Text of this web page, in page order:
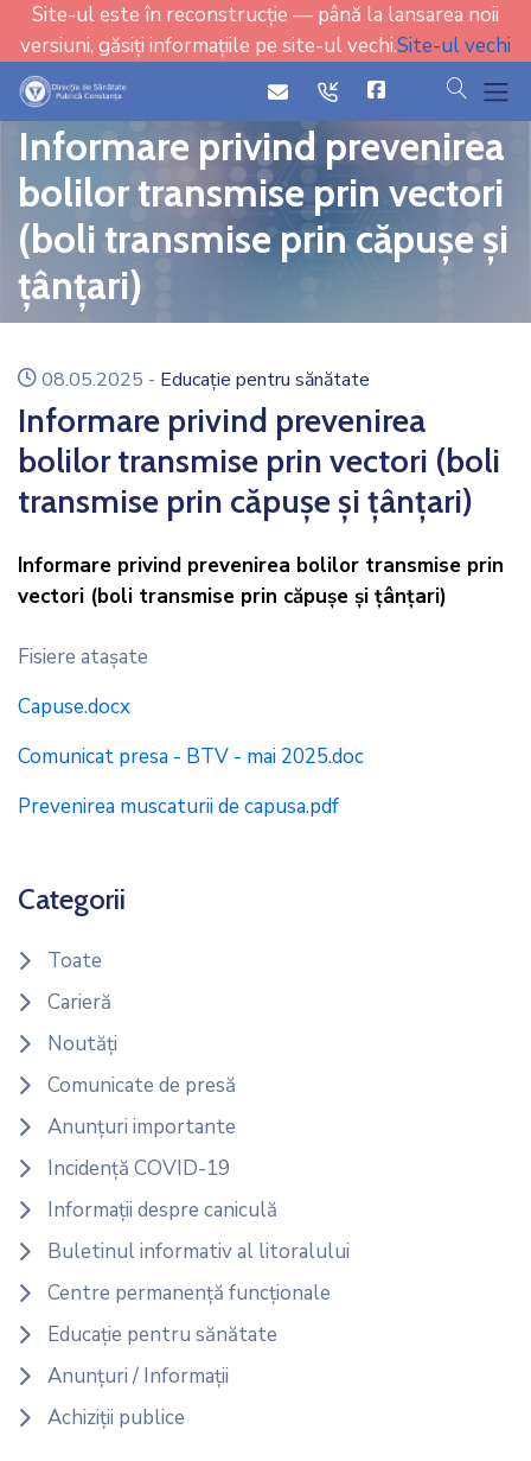
Site-ul este în reconstrucție — până la lansarea noii
versiuni, găsiți informațiile pe site-ul vechi.Site-ul vechi
iconicon cauta
Informare privind prevenirea
bolilor transmise prin vectori
(boli transmise prin căpușe și
țânțari)
icon
08.05.2025 - Educație pentru sănătate
Informare privind prevenirea
bolilor transmise prin vectori (boli
transmise prin căpușe și țânțari)
Informare privind prevenirea bolilor transmise prin
vectori (boli transmise prin căpușe și țânțari)
Fisiere ataşate
Capuse.docx
Comunicat presa - BTV - mai 2025.doc
Prevenirea muscaturii de capusa.pdf
Categorii
Toate
Carieră
Noutăți
Comunicate de presă
Anunțuri importante
Incidență COVID-19
Informații despre caniculă
Buletinul informativ al litoralului
Centre permanență funcționale
Educație pentru sănătate
Anunțuri / Informații
Achiziții publice